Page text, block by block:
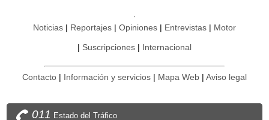
Noticias Reportajes Opiniones Entrevistas Motor
Suscripciones Internacional
Contacto Información y servicios Mapa Web Aviso legal
011 Estado del Tráfico